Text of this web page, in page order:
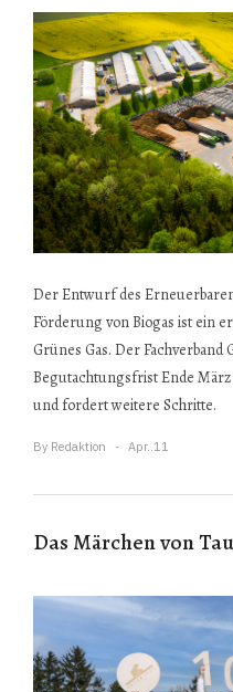
Der Entwurf des
Förderung von Biogas ist ein
Grünes Gas. Der Fachverband
Begutachtungsfrist Ende
und fordert weitere Schritte.
By Redaktion Apr..11
Das Märchen von